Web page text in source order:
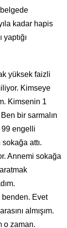
belgede
kadar hapis
yüksek faizli
Kimseye
Kimsenin 1
Ben bir sarmalın
99 engelli
attı.
Annemi sokağa
benden. Evet
almışım.
o zaman.